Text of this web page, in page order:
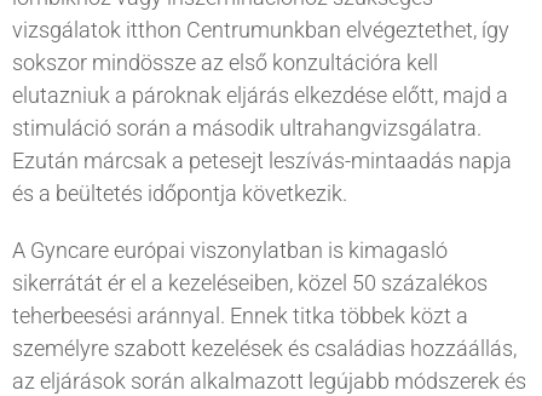
vizsgálatok itthon Centrumunkban elvégeztethet, így
sokszor mindössze az első konzultációra kell
elutazniuk a pároknak eljárás elkezdése előtt, majd a
stimuláció során a második ultrahangvizsgálatra.
Ezután márcsak a petesejt leszívás-mintaadás napja
és a beültetés időpontja következik.
A Gyncare európai viszonylatban is kimagasló
sikerrátát ér el a kezeléseiben, közel 50 százalékos
teherbeesési aránnyal. Ennek titka többek közt a
személyre szabott kezelések és családias hozzáállás,
az eljárások során alkalmazott legújabb módszerek és